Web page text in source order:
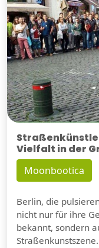
Vielfalt in der
Moonbootica
Berlin, die
nicht nur für ihre
bekannt, sondern
Straßenkunstszene.